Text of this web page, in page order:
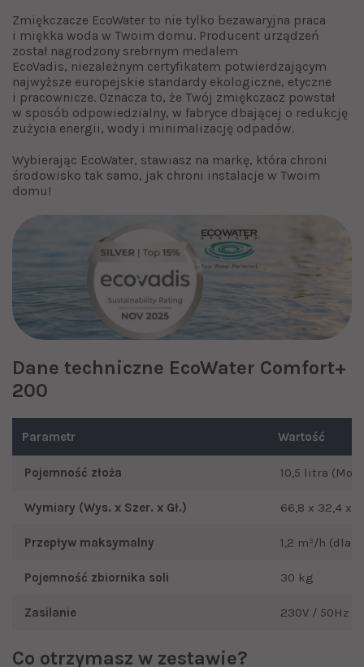
Zmiękczacze EcoWater to nie tylko bezawaryjna praca
i miękka woda w Twoim domu. Producent urządzeń
został nagrodzony srebrnym medalem
EcoVadis, niezależnym certyfikatem potwierdzającym
najwyższe europejskie standardy ekologiczne, etyczne
i pracownicze. Oznacza to, że Twój zmiękczacz powstał
w sposób odpowiedzialny, w fabryce dbającej o redukcję
zużycia energii, wody i minimalizację odpadów.
Wybierając EcoWater, stawiasz na markę, która chroni
środowisko tak samo, jak chroni instalacje w Twoim
domu!
Dane techniczne EcoWater Comfort+
200
Parametr Wartość
Pojemność złoża 10,5 litra
Wymiary (Wys. x Szer. x Gł.) 66,8 x 32,4 x
Przepływ maksymalny 1,2 m³/h (dla
Pojemność zbiornika soli 30 kg
Zasilanie 230V / 50Hz
Co otrzymasz w zestawie?